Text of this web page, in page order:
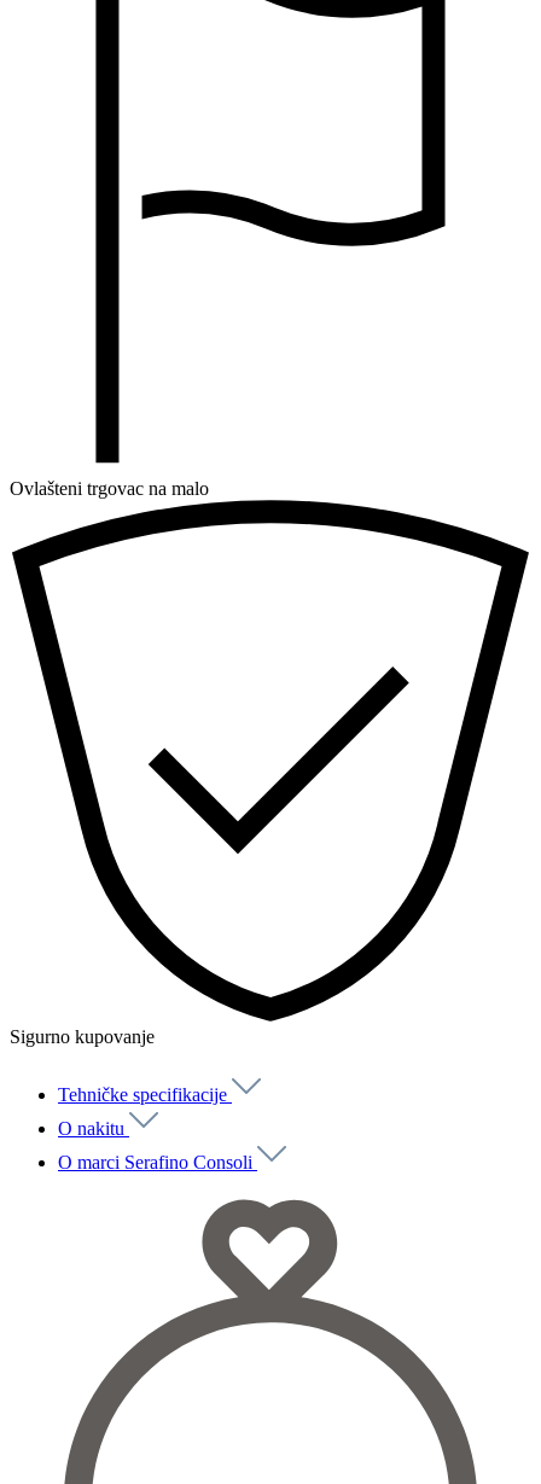
Ovlašteni trgovac na malo
Sigurno kupovanje
Tehničke specifikacije
O nakitu
O marci Serafino Consoli